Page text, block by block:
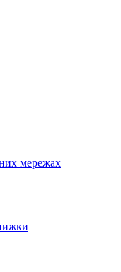
мережах